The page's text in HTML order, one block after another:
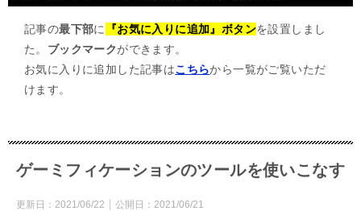
記事の最下部に 『お気に入りに追加』ボタンを設置しまし
た。 ブックマークができます。
お気に入りに追加した記事はこちらから一覧がご覧いただ
けます。
ゲーミフィケーションのツールを使いこなす
更新日： 2021/06/22 公開日： 2021/06/21